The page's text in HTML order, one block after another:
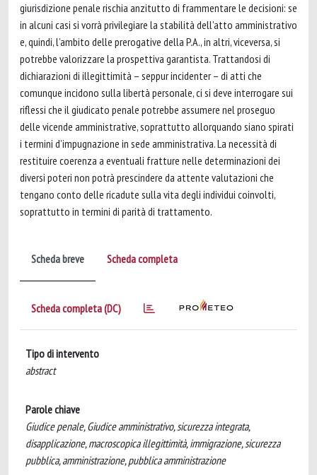
giurisdizione penale rischia anzitutto di frammentare le decisioni: se
in alcuni casi si vorrà privilegiare la stabilità dell’atto amministrativo
e, quindi, l’ambito delle prerogative della P.A., in altri, viceversa, si
potrebbe valorizzare la prospettiva garantista. Trattandosi di
dichiarazioni di illegittimità – seppur incidenter – di atti che
comunque incidono sulla libertà personale, ci si deve interrogare sui
riflessi che il giudicato penale potrebbe assumere nel proseguo
delle vicende amministrative, soprattutto allorquando siano spirati
i termini d’impugnazione in sede amministrativa. La necessità di
restituire coerenza a eventuali fratture nelle determinazioni dei
diversi poteri non potrà prescindere da attente valutazioni che
tengano conto delle ricadute sulla vita degli individui coinvolti,
soprattutto in termini di parità di trattamento.
Scheda breve Scheda completa
Scheda completa (DC)
Tipo di intervento
abstract
Parole chiave
Giudice penale, Giudice amministrativo, sicurezza integrata,
disapplicazione, macroscopica illegittimità, immigrazione, sicurezza
pubblica, amministrazione, pubblica amministrazione